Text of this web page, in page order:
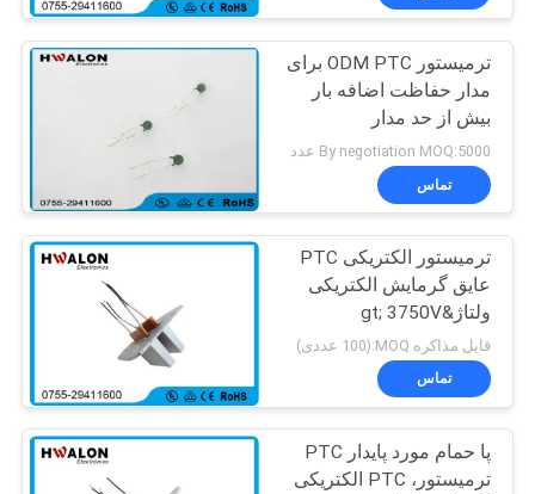
عنصر گرمایش PTC
148
ترمستور محدود کننده
جریان ورودی NTC
41
ترمیستور ODM PTC برای
مدار حفاظت اضافه بار
بیش از حد مدار
By negotiation MOQ:5000 عدد
تماس
ترمیستور الکتریکی PTC
عایق گرمایش الکتریکی
ولتاژ&gt; 3750V
قابل مذاکره MOQ:(100 عددی)
تماس
پا حمام مورد پایدار PTC
ترمیستور، PTC الکتریکی